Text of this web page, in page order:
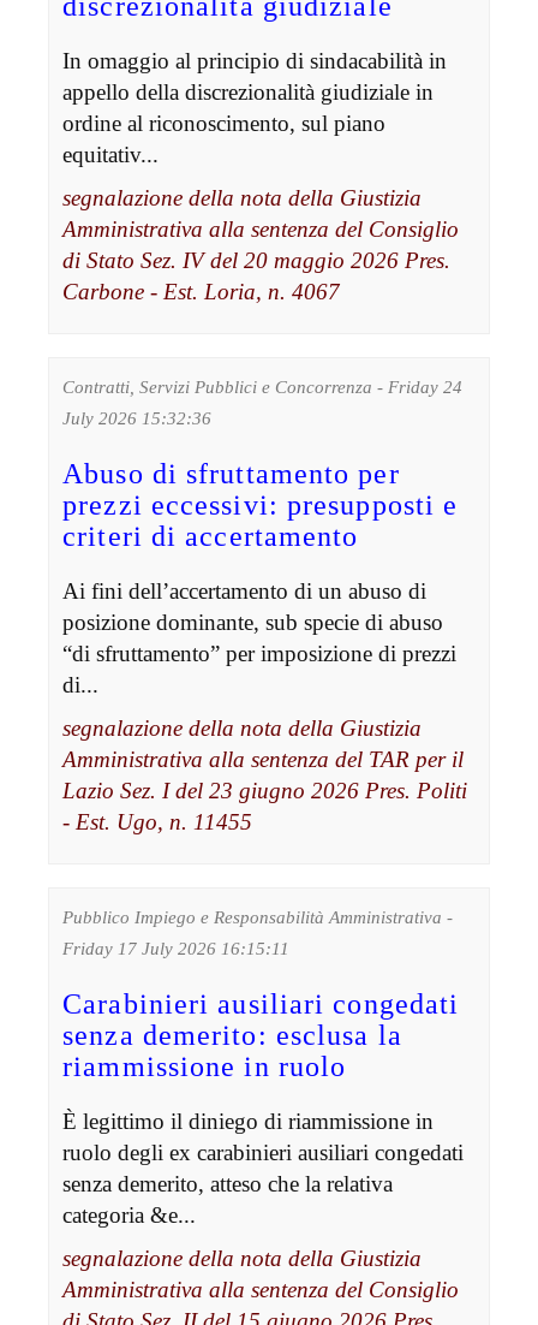
In omaggio al principio di sindacabilità in
appello della discrezionalità giudiziale in
ordine al riconoscimento, sul piano
equitativ...
segnalazione della nota della Giustizia
Amministrativa alla sentenza del Consiglio
di Stato Sez. IV del 20 maggio 2026 Pres.
Carbone - Est. Loria, n. 4067
Contratti, Servizi Pubblici e Concorrenza - Friday 24
July 2026 15:32:36
Abuso di sfruttamento per
prezzi eccessivi: presupposti e
criteri di accertamento
Ai fini dell’accertamento di un abuso di
posizione dominante, sub specie di abuso
“di sfruttamento” per imposizione di prezzi
di...
segnalazione della nota della Giustizia
Amministrativa alla sentenza del TAR per il
Lazio Sez. I del 23 giugno 2026 Pres. Politi
- Est. Ugo, n. 11455
Pubblico Impiego e Responsabilità Amministrativa -
Friday 17 July 2026 16:15:11
Carabinieri ausiliari congedati
senza demerito: esclusa la
riammissione in ruolo
È legittimo il diniego di riammissione in
ruolo degli ex carabinieri ausiliari congedati
senza demerito, atteso che la relativa
categoria &e...
segnalazione della nota della Giustizia
Amministrativa alla sentenza del Consiglio